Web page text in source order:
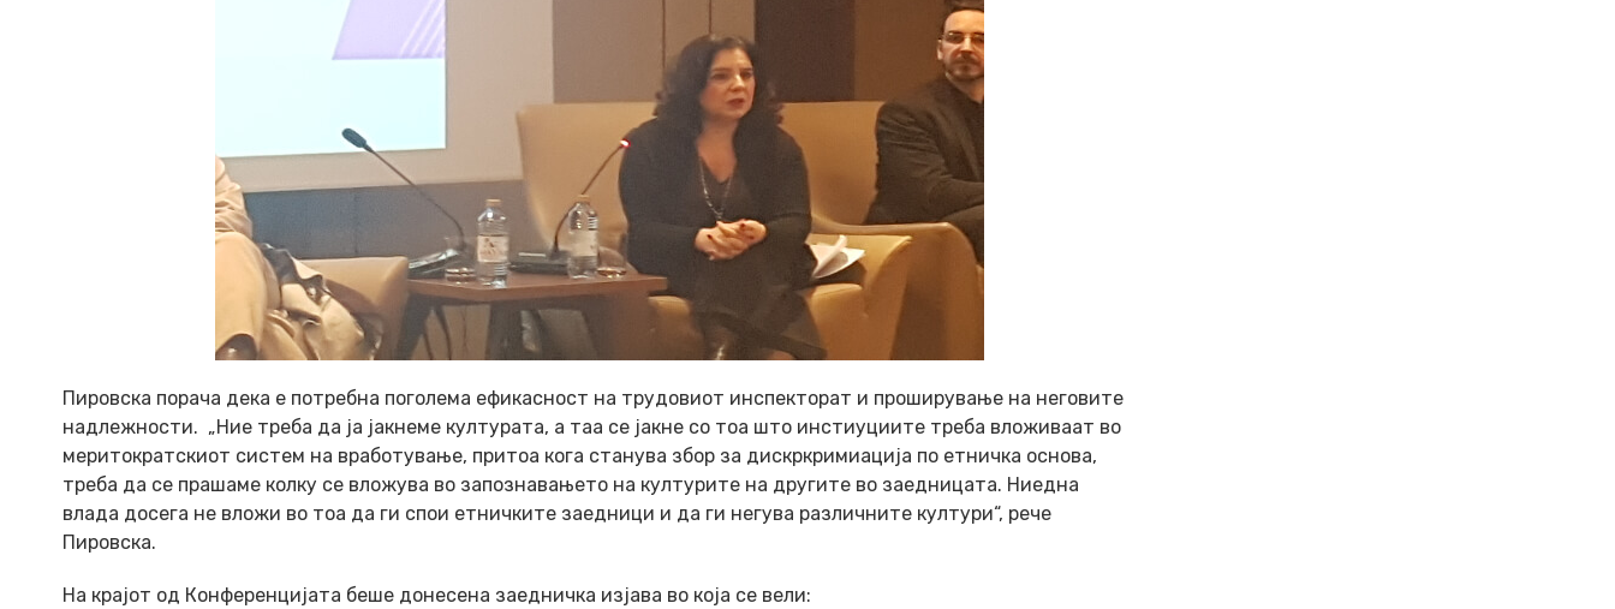
Пировска порача дека е потребна поголема ефикасност на трудовиот инспекторат и проширување на неговите
надлежности. „Ние треба да ја јакнеме културата, а таа се јакне со тоа што инстиуциите треба вложиваат во
меритократскиот систем на вработување, притоа кога станува збор за дискркримиација по етничка основа,
треба да се прашаме колку се вложува во запознавањето на културите на другите во заедницата. Ниедна
влада досега не вложи во тоа да ги спои етничките заедници и да ги негува различните култури“, рече
Пировска.
На крајот од Конференцијата беше донесена заедничка изјава во која се вели: